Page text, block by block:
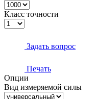
Класс точности
Задать вопрос
Печать
Опции
Вид измеряемой силы